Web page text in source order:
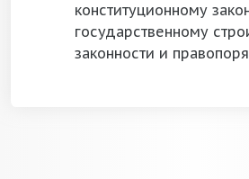
конституционному
государственному
законности и